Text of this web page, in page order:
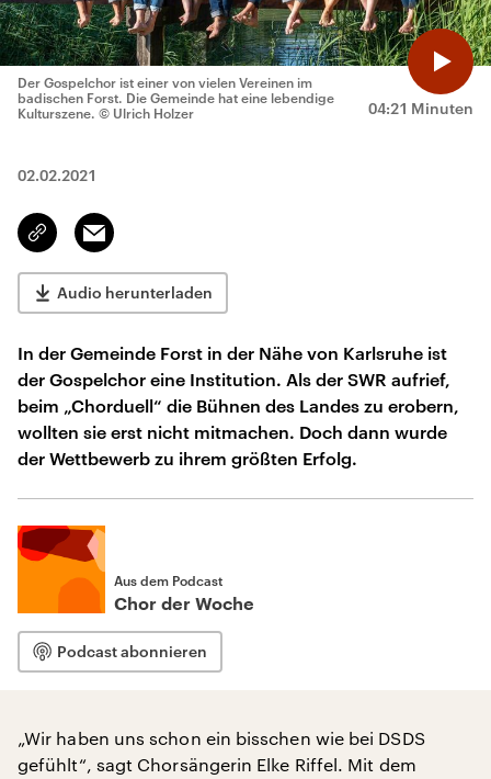
04:21 Minuten
Der Gospelchor ist einer von vielen Vereinen im
badischen Forst. Die Gemeinde hat eine lebendige
Kulturszene. © Ulrich Holzer
02.02.2021
Link
kopieren/teilen
Email
Audio herunterladen
In der Gemeinde Forst in der Nähe von Karlsruhe ist
der Gospelchor eine Institution. Als der SWR aufrief,
beim „Chorduell“ die Bühnen des Landes zu erobern,
wollten sie erst nicht mitmachen. Doch dann wurde
der Wettbewerb zu ihrem größten Erfolg.
Aus dem Podcast
Chor der Woche
Podcast abonnieren
„Wir haben uns schon ein bisschen wie bei DSDS
gefühlt“, sagt Chorsängerin Elke Riffel. Mit dem